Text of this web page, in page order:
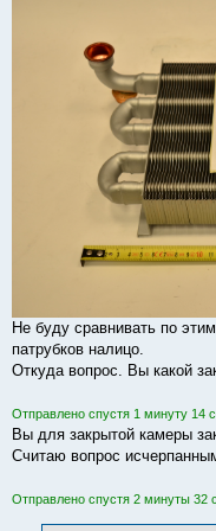
Не буду сравнивать по
патрубков налицо.
Откуда вопрос. Вы какой
Отправлено спустя 1 минуту 14
Вы для закрытой камеры
Считаю вопрос
Отправлено спустя 2 минуты 32